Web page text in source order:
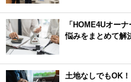
「HOME4Uオー
悩みをまとめて解
土地なしでもOK